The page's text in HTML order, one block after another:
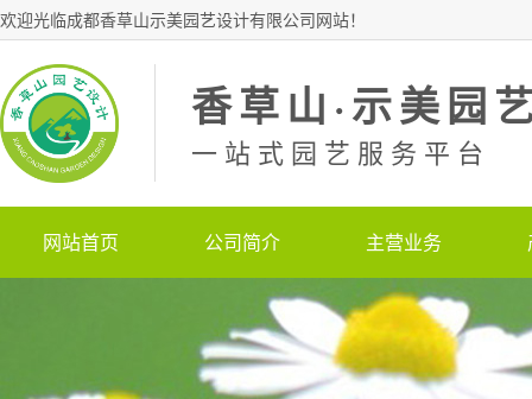
欢迎光临成都香草山示美园艺设计有限公司网站！
香草山·示美园
一站式园艺服务平台
网站首页 公司简介 主营业务